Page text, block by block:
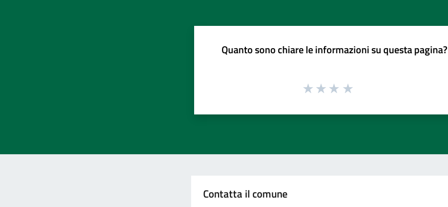
Quanto sono chiare le informazioni su questa pagina?
Contatta il comune